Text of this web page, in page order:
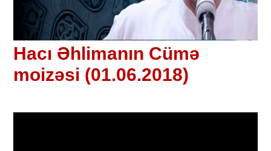
Hacı Əhlimanın Cümə
moizəsi (01.06.2018)